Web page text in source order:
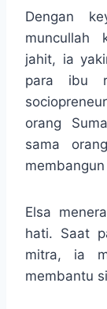
Dengan
muncullah
jahit, ia
para ibu
orang
sama
Elsa
hati. Saat
mitra, ia
membantu